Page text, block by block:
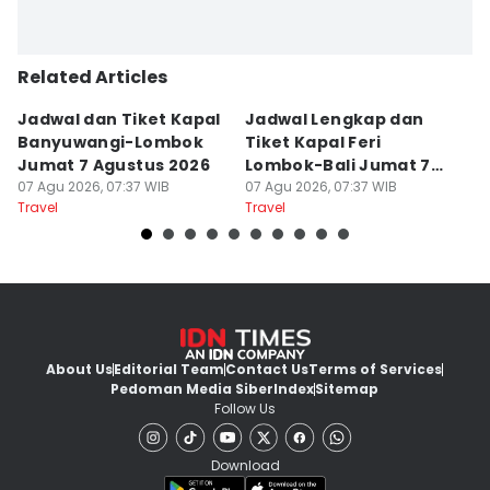
Related Articles
Jadwal dan Tiket Kapal
Banyuwangi-Lombok
Jumat 7 Agustus 2026
07 Agu 2026, 07:37 WIB
Travel
Jadwal Lengkap dan
Tiket Kapal Feri
Lombok-Bali Jumat 7
Agustus 2026
07 Agu 2026, 07:37 WIB
Travel
About UsEditorial TeamContact UsTerms of Services
Pedoman Media SiberIndexSitemap
Follow Us
Download